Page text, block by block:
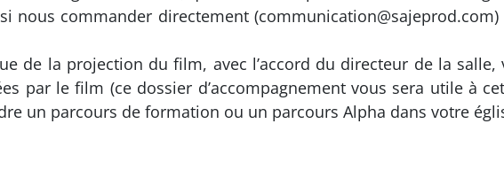
nous commander directement
de la projection du film, avec l’accord du directeur de la
par le film (ce dossier d’accompagnement vous sera utile à
un parcours de formation ou un parcours Alpha dans votre